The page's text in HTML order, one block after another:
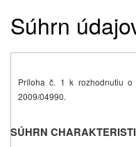
Súhrn
Príloha č. 1 k rozhodnutiu o
2009/04990.
SÚHRN